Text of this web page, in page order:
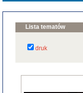
Lista tematów
druk